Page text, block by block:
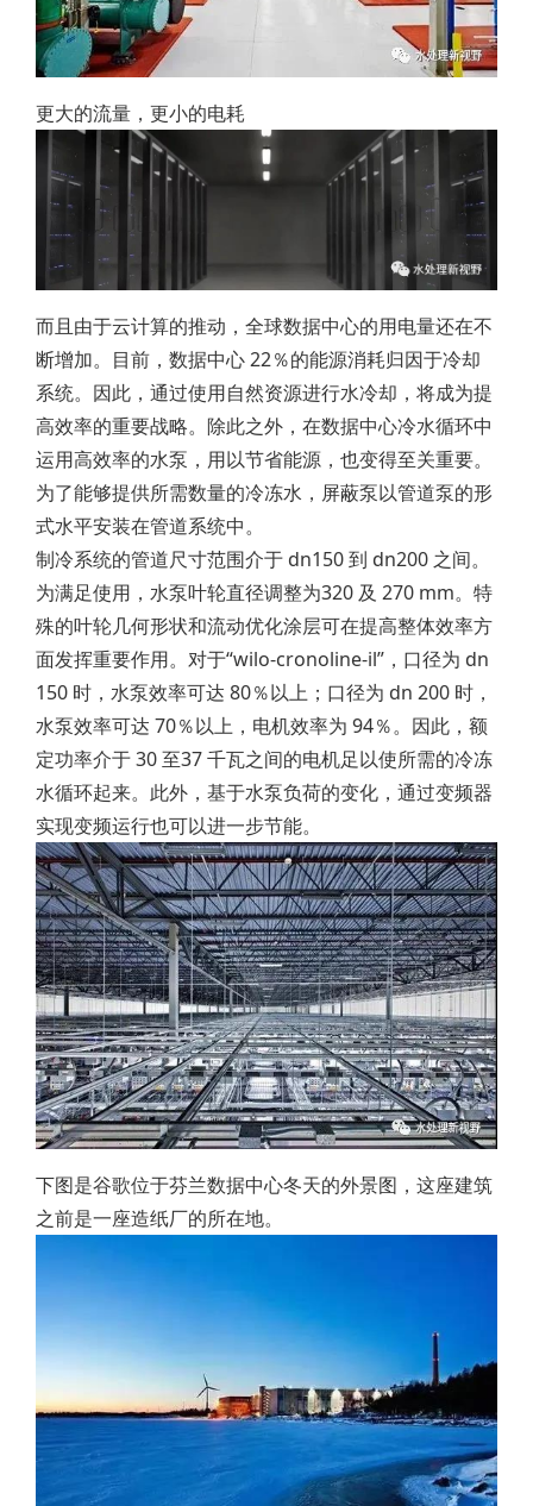
更大的流量，更小的电耗
而且由于云计算的推动，全球数据中心的用电量还在不
断增加。目前，数据中心 22％的能源消耗归因于冷却
系统。因此，通过使用自然资源进行水冷却，将成为提
高效率的重要战略。除此之外，在数据中心冷水循环中
运用高效率的水泵，用以节省能源，也变得至关重要。
为了能够提供所需数量的冷冻水，屏蔽泵以管道泵的形
式水平安装在管道系统中。
制冷系统的管道尺寸范围介于 dn150 到 dn200 之间。
为满足使用，水泵叶轮直径调整为320 及 270 mm。特
殊的叶轮几何形状和流动优化涂层可在提高整体效率方
面发挥重要作用。对于“wilo-cronoline-il”，口径为 dn
150 时，水泵效率可达 80％以上；口径为 dn 200 时，
水泵效率可达 70％以上，电机效率为 94％。因此，额
定功率介于 30 至37 千瓦之间的电机足以使所需的冷冻
水循环起来。此外，基于水泵负荷的变化，通过变频器
实现变频运行也可以进一步节能。
下图是谷歌位于芬兰数据中心冬天的外景图，这座建筑
之前是一座造纸厂的所在地。